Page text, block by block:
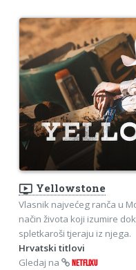
ondemand_video Yellowstone
Vlasnik najvećeg ranča u
način života koji izumire
spletkaroši tjeraju iz njega.
Hrvatski titlovi
Gledaj na
NETFLIXU